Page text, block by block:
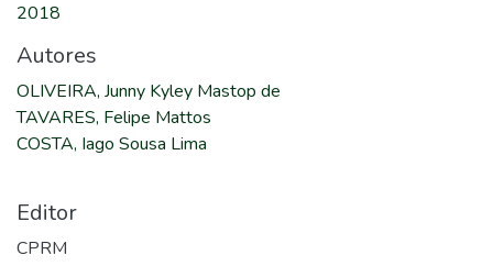
2018
Autores
OLIVEIRA, Junny Kyley Mastop de
TAVARES, Felipe Mattos
COSTA, Iago Sousa Lima
Editor
CPRM